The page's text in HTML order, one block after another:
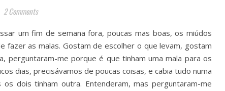
2 Comments
um fim de semana fora, poucas mas boas, os miúdos
fazer as malas. Gostam de escolher o que levam, gostam
perguntaram-me porque é que tinham uma mala para os
dias, precisávamos de poucas coisas, e cabia tudo numa
dois tinham outra. Entenderam, mas perguntaram-me